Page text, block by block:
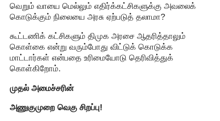
வெறும் வாயை மெல்லும் எதிர்க்கட்சிகளுக்கு அவலைக்
கொடுக்கும் நிலையை அரசு ஏற்படுத் தலாமா?
கூட்டணிக் கட்சிகளும் திமுக அரசை ஆதரித்தாலும்
கொள்கை என்று வரும்போது விட்டுக் கொடுக்க
மாட்டார்கள் என்பதை உரிமையோடு தெரிவித்துக்
கொள்கிறோம்.
முதல் அமைச்சரின்
அணுகுமுறை வெகு சிறப்பு!